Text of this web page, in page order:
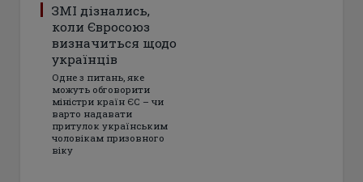
ЗМІ дізнались,
коли Євросоюз
визначиться щодо
українців
Одне з питань, яке
можуть обговорити
міністри країн ЄС – чи
варто надавати
притулок українським
чоловікам призовного
віку